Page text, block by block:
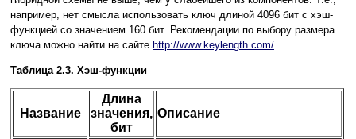
например, нет смысла использовать ключ длиной 4096 бит с хэш-
функцией со значением 160 бит. Рекомендации по выбору размера
ключа можно найти на сайте http://www.keylength.com/
Таблица 2.3. Хэш-функции
Название
Длина
значения,
бит
Описание